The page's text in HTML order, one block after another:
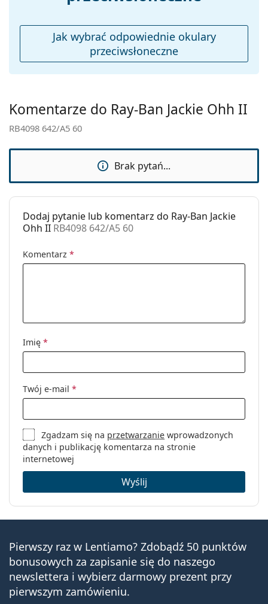
gdzie znajdziesz więcej stylów popularnych marek.
czyszczenia:
Tak
Inne
Kategoria:
Okulary przeciwsłoneczne
Marka:
Zastosowanie:
Moda
RB4098 642/A5 60
Możliwość
wykonania
okularów
korekcyjnych:
Nie
Jak wybrać odpowiednie okulary
przeciwsłoneczne
Komentarze do Ray-Ban Jackie Ohh II
RB4098 642/A5 60
Brak pytań...
Dodaj pytanie lub komentarz do Ray-Ban Jackie
Ohh II RB4098 642/A5 60
Komentarz *
Imię *
Twój e-mail *
Zgadzam się na przetwarzanie wprowadzonych
danych i publikację komentarza na stronie
internetowej
Wyślij
Pierwszy raz w Lentiamo? Zdobądź 50 punktów
bonusowych za zapisanie się do naszego
newslettera i wybierz darmowy prezent przy
pierwszym zamówieniu.